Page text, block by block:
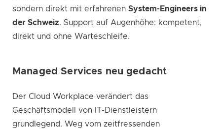
sondern direkt mit erfahrenen System-Engineers in
der Schweiz. Support auf Augenhöhe: kompetent,
direkt und ohne Warteschleife.
Managed Services neu gedacht
Der Cloud Workplace verändert das
Geschäftsmodell von IT-Dienstleistern
grundlegend. Weg vom zeitfressenden